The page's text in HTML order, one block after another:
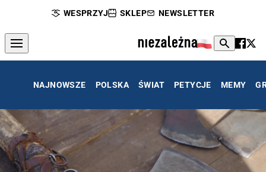
WESPRZYJ SKLEP NEWSLETTER
NAJNOWSZE POLSKA ŚWIAT PETYCJE MEMY